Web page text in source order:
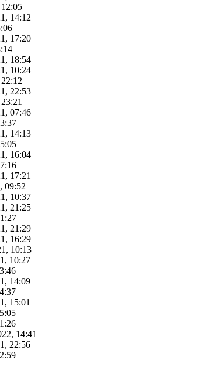
14:12
17:20
18:54
10:24
22:53
07:46
14:13
16:04
17:21
09:52
10:37
21:25
21:29
16:29
10:13
10:27
14:09
15:01
14:41
22:56